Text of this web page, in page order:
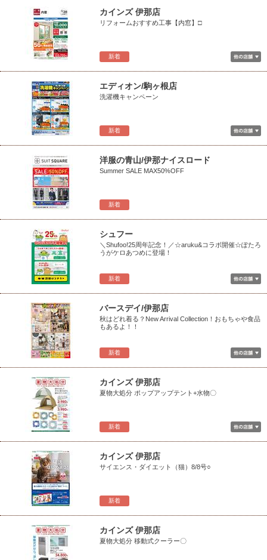
新着
カインズ 伊那店
リフォームおすすめ工事【内窓】□
新着
エディオン/駒ヶ根店
洗濯機キャンペーン
新着
洋服の青山/伊那ナイスロード
Summer SALE MAX50%OFF
新着
シュフー
＼Shufoo!25周年記念！／☆aruku&コラボ開催☆ぽたろ
うがケロあつめに登場！
新着
バースデイ/伊那店
秋はどれ着る？New Arrival Collection！おもちゃや食品
もあるよ！！
新着
カインズ 伊那店
夏物大処分 ポップアップテント+水物〇
新着
カインズ 伊那店
サイエンス・ダイエット（猫）8/8号○
カインズ 伊那店
夏物大処分 移動式クーラー〇